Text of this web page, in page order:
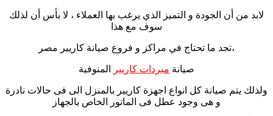
لابد من أن الجودة و التميز الذي يرغب بها العملاء ، لا بأس أن لذلك
سوف مع هذا
،تجد ما تحتاج في مراكز و فروع صيانة كاريير مصر
صيانة مبردات كاريير المنوفية
ولذلك يتم صيانة كل انواع اجهزة كاريير بالمنزل الى فى حالات نادرة
و هى وجود عطل فى الماتور الخاص بالجهاز